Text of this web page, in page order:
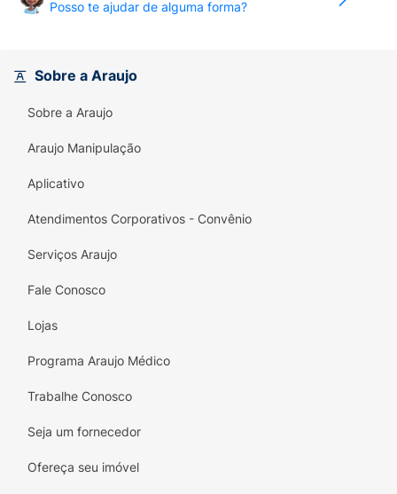
Posso te ajudar de alguma forma?
Sobre a Araujo
Sobre a Araujo
Araujo Manipulação
Aplicativo
Atendimentos Corporativos - Convênio
Serviços Araujo
Fale Conosco
Lojas
Programa Araujo Médico
Trabalhe Conosco
Seja um fornecedor
Ofereça seu imóvel